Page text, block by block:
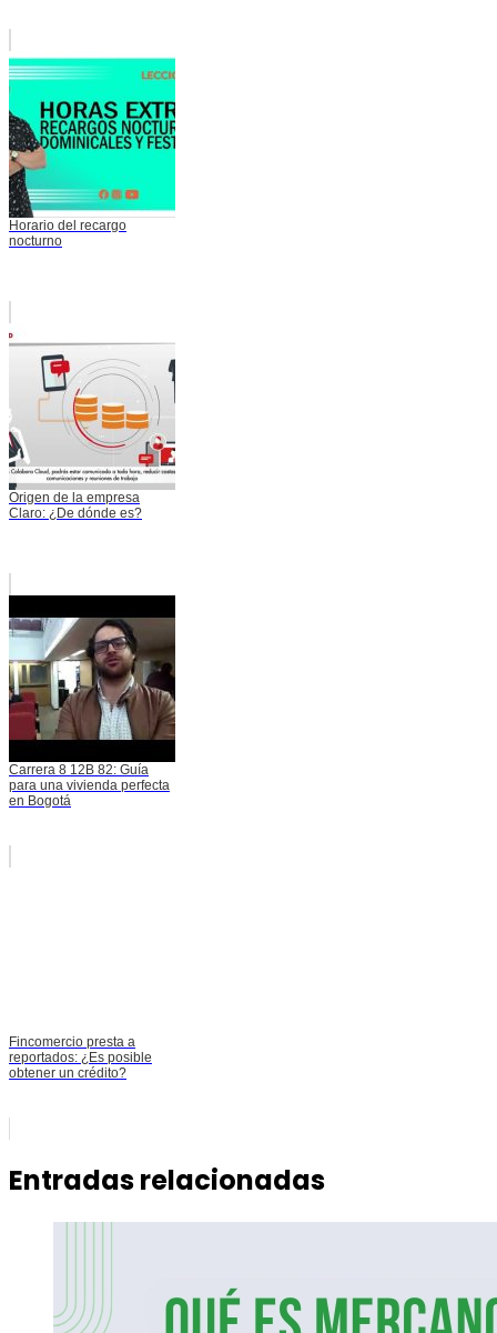
Horario del recargo
nocturno
Origen de la empresa
Claro: ¿De dónde es?
Carrera 8 12B 82: Guía
para una vivienda perfecta
en Bogotá
Fincomercio presta a
reportados: ¿Es posible
obtener un crédito?
Entradas relacionadas